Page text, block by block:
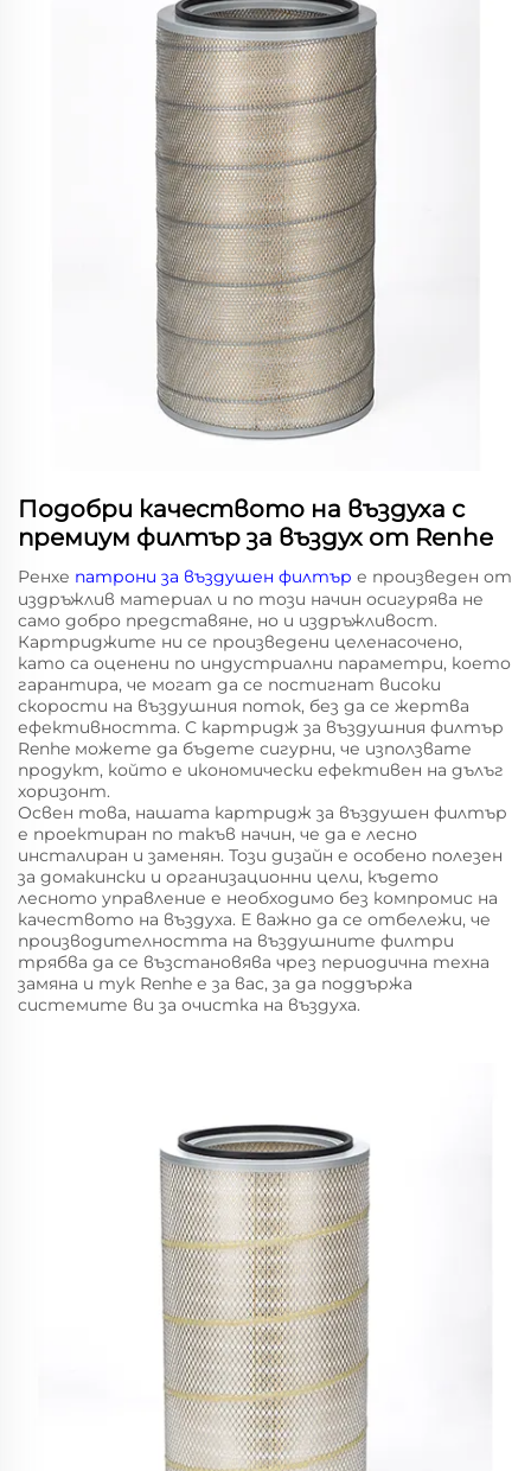
Подобри качеството на въздуха с
премиум филтър за въздух от Renhe
Ренхе патрони за въздушен филтър е произведен от
издръжлив материал и по този начин осигурява не
само добро представяне, но и издръжливост.
Картриджите ни се произведени целенасочено,
като са оценени по индустриални параметри, което
гарантира, че могат да се постигнат високи
скорости на въздушния поток, без да се жертва
ефективността. С картридж за въздушния филтър
Renhe можете да бъдете сигурни, че използвате
продукт, който е икономически ефективен на дълъг
хоризонт.
Освен това, нашата картридж за въздушен филтър
е проектиран по такъв начин, че да е лесно
инсталиран и заменян. Този дизайн е особено полезен
за домакински и организационни цели, където
лесното управление е необходимо без компромис на
качеството на въздуха. Е важно да се отбележи, че
производителността на въздушните филтри
трябва да се възстановява чрез периодична техна
замяна и тук Renhe е за вас, за да поддържа
системите ви за очистка на въздуха.